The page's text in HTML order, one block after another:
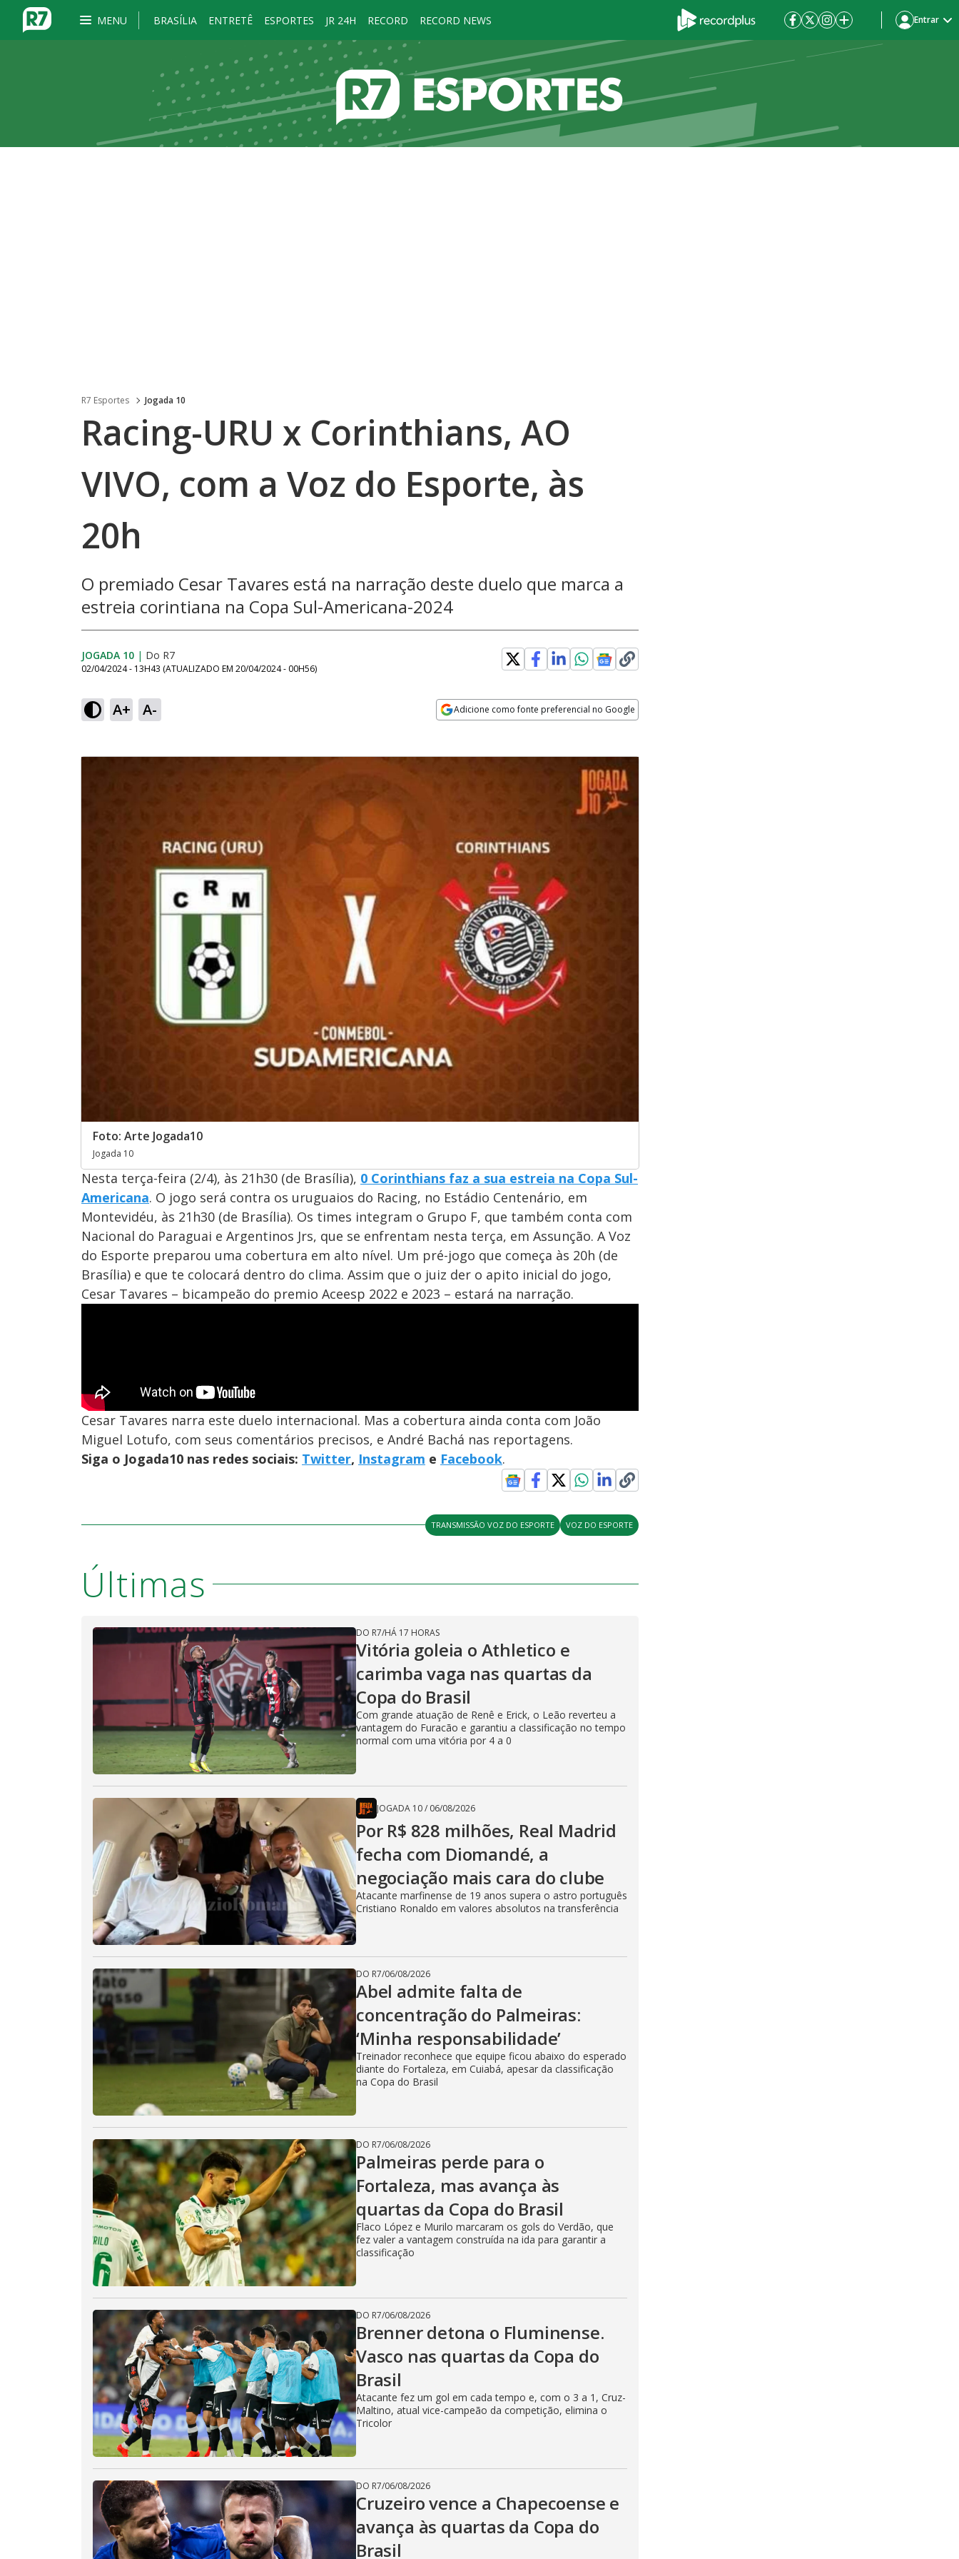
MENU BRASÍLIA ENTRETÊ ESPORTES JR 24H RECORD RECORD NEWS Entrar
R7 Esportes Jogada 10
Racing-URU x Corinthians, AO
VIVO, com a Voz do Esporte, às
20h
O premiado Cesar Tavares está na narração deste duelo que marca a
estreia corintiana na Copa Sul-Americana-2024
JOGADA 10 | Do R7
02/04/2024 - 13H43 (ATUALIZADO EM 20/04/2024 - 00H56)
A+ A- Adicione como fonte preferencial no Google
Foto: Arte Jogada10
Jogada 10
Nesta terça-feira (2/4), às 21h30 (de Brasília), 0 Corinthians faz a sua estreia na Copa Sul-
Americana. O jogo será contra os uruguaios do Racing, no Estádio Centenário, em
Montevidéu, às 21h30 (de Brasília). Os times integram o Grupo F, que também conta com
Nacional do Paraguai e Argentinos Jrs, que se enfrentam nesta terça, em Assunção. A Voz
do Esporte preparou uma cobertura em alto nível. Um pré-jogo que começa às 20h (de
Brasília) e que te colocará dentro do clima. Assim que o juiz der o apito inicial do jogo,
Cesar Tavares – bicampeão do premio Aceesp 2022 e 2023 – estará na narração.
Cesar Tavares narra este duelo internacional. Mas a cobertura ainda conta com João
Miguel Lotufo, com seus comentários precisos, e André Bachá nas reportagens.
Siga o Jogada10 nas redes sociais: Twitter, Instagram e Facebook.
TRANSMISSÃO VOZ DO ESPORTE VOZ DO ESPORTE
Últimas
DO R7/HÁ 17 HORAS
Vitória goleia o Athletico e
carimba vaga nas quartas da
Copa do Brasil
Com grande atuação de Renê e Erick, o Leão reverteu a
vantagem do Furacão e garantiu a classificação no tempo
normal com uma vitória por 4 a 0
JOGADA 10/ 06/08/2026
Por R$ 828 milhões, Real Madrid
fecha com Diomandé, a
negociação mais cara do clube
Atacante marfinense de 19 anos supera o astro português
Cristiano Ronaldo em valores absolutos na transferência
DO R7/06/08/2026
Abel admite falta de
concentração do Palmeiras:
‘Minha responsabilidade’
Treinador reconhece que equipe ficou abaixo do esperado
diante do Fortaleza, em Cuiabá, apesar da classificação
na Copa do Brasil
DO R7/06/08/2026
Palmeiras perde para o
Fortaleza, mas avança às
quartas da Copa do Brasil
Flaco López e Murilo marcaram os gols do Verdão, que
fez valer a vantagem construída na ida para garantir a
classificação
DO R7/06/08/2026
Brenner detona o Fluminense.
Vasco nas quartas da Copa do
Brasil
Atacante fez um gol em cada tempo e, com o 3 a 1, Cruz-
Maltino, atual vice-campeão da competição, elimina o
Tricolor
DO R7/06/08/2026
Cruzeiro vence a Chapecoense e
avança às quartas da Copa do
Brasil